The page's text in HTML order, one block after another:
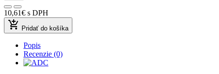
10,61€ s DPH
add_shopping_cart Pridať do košíka
Popis
Recenzie (0)